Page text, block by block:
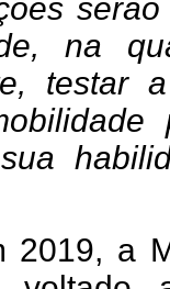
na
testar
2019, a